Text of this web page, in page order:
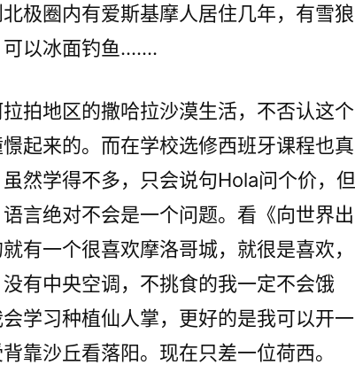
极圈内有爱斯基摩人居住几年，有雪狼
可以冰面钓鱼…….
拍地区的撒哈拉沙漠生活，不否认这个
起来的。而在学校选修西班牙课程也真
然学得不多，只会说句Hola问个价，但
言绝对不会是一个问题。看《向世界出
有一个很喜欢摩洛哥城，就很是喜欢，
有中央空调，不挑食的我一定不会饿
学习种植仙人掌，更好的是我可以开一
靠沙丘看落阳。现在只差一位荷西。